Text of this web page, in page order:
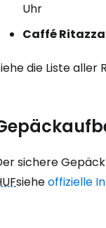
Uhr
Caffé Ritazza
die Liste aller
sichere
sieheoffizielle